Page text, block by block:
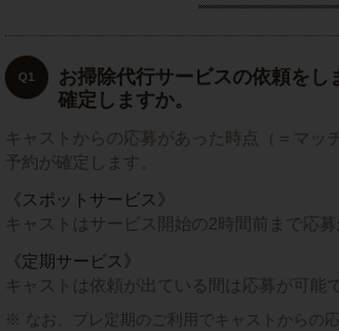
Q1
お掃除代行サービスの依頼をし
確定しますか。
キャストからの応募があった時点（＝マッ
予約が確定します。
《スポットサービス》
キャストはサービス開始の2時間前まで応募
《定期サービス》
キャストは依頼が出ている間は応募が可能
なお、プレ定期のご利用でキャストからの